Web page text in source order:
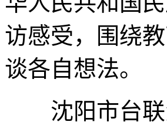
访感受，围绕
谈各自想法。
沈阳市台联